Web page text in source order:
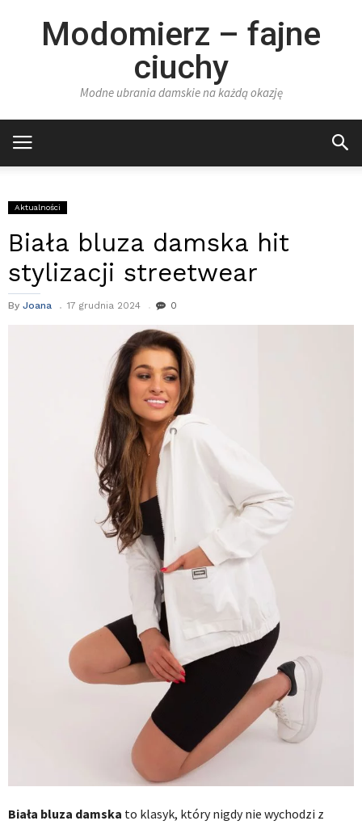
Modomierz – fajne
ciuchy
Modne ubrania damskie na każdą okazję
Aktualności
Biała bluza damska hit
stylizacji streetwear
By Joana 17 grudnia 2024 0
Biała bluza damska to klasyk, który nigdy nie wychodzi z